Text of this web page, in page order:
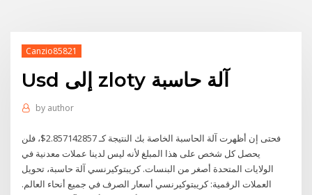
Canzio85821
Usd إلى zloty آلة حاسبة
by author
فحتى إن أظهرت آلة الحاسبة الخاصة بك النتيجة كـ 2.857142857$، فلن
يحصل كل شخص على هذا المبلغ لأنه ليس لدينا عملات معدنية في
الولايات المتحدة أصغر من البنسات. كريبتوكيرنسي آلة حاسبة، تحويل
العملات الرقمية: كريبتوكيرنسي أسعار الصرف في جميع أنحاء العالم.